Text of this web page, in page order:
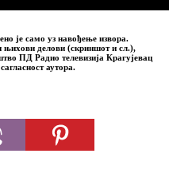
је само уз навођење извора.
њихови делови (скриншот и сл.),
ПД Радио телевизија Крагујевац
аутора.